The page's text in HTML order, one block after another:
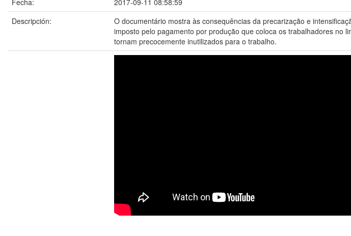
Fecha:
2017-09-11 08:58:59
Descripción:
O documentário mostra às consequências da precarização e
imposto pelo pagamento por produção que coloca os trabalhadores no
tornam precocemente inutilizados para o trabalho.